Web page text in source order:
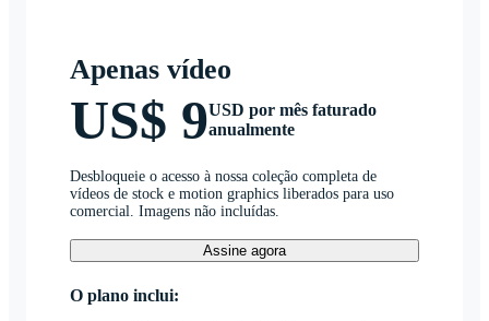
Apenas vídeo
US$ 9USD por mês faturado
anualmente
Desbloqueie o acesso à nossa coleção completa de
vídeos de stock e motion graphics liberados para uso
comercial. Imagens não incluídas.
Assine agora
O plano inclui: